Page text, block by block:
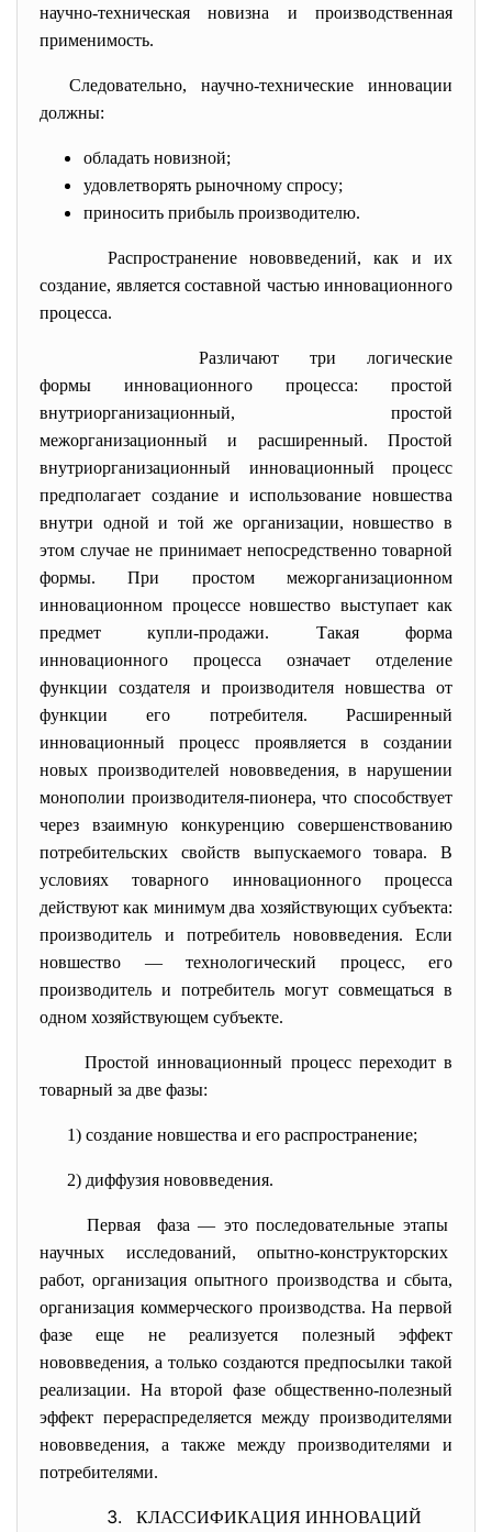
научно-техническая новизна и производственная
применимость.
Следовательно, научно-технические инновации
должны:
обладать новизной;
удовлетворять рыночному спросу;
приносить прибыль производителю.
Распространение нововведений, как и их
создание, является составной частью инновационного
процесса.
Различают три логические
формы инновационного процесса: простой
внутриорганизационный, простой
межорганизационный и расширенный. Простой
внутриорганизационный инновационный процесс
предполагает создание и использование новшества
внутри одной и той же организации, новшество в
этом случае не принимает непосредственно товарной
формы. При простом межорганизационном
инновационном процессе новшество выступает как
предмет купли-продажи. Такая форма
инновационного процесса означает отделение
функции создателя и производителя новшества от
функции его потребителя. Расширенный
инновационный процесс проявляется в создании
новых производителей нововведения, в нарушении
монополии производителя-пионера, что способствует
через взаимную конкуренцию совершенствованию
потребительских свойств выпускаемого товара. В
условиях товарного инновационного процесса
действуют как минимум два хозяйствующих субъекта:
производитель и потребитель нововведения. Если
новшество — технологический процесс, его
производитель и потребитель могут совмещаться в
одном хозяйствующем субъекте.
Простой инновационный процесс переходит в
товарный за две фазы:
1) создание новшества и его распространение;
2) диффузия нововведения.
Первая фаза — это последовательные этапы
научных исследований, опытно-конструкторских
работ, организация опытного производства и сбыта,
организация коммерческого производства. На первой
фазе еще не реализуется полезный эффект
нововведения, а только создаются предпосылки такой
реализации. На второй фазе общественно-полезный
эффект перераспределяется между производителями
нововведения, а также между производителями и
потребителями.
КЛАССИФИКАЦИЯ ИННОВАЦИЙ